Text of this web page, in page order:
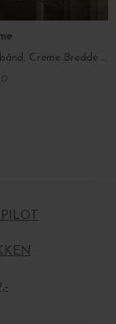
5 m. Satinbånd, Creme Bredde 2,5 cm. - lav selv sløjfer